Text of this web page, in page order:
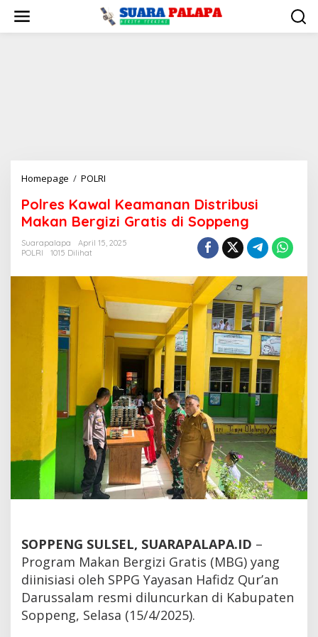
konten
Homepage / POLRI
Keamanan
Distribusi
Bergizi
di
Polres Kawal Keamanan Distribusi
Makan Bergizi Gratis di Soppeng
Suarapalapa
April 15, 2025
POLRI
1015 Dilihat
SOPPENG SULSEL, SUARAPALAPA.ID –
Program Makan Bergizi Gratis (MBG) yang
diinisiasi oleh SPPG Yayasan Hafidz Qur’an
Darussalam resmi diluncurkan di Kabupaten
Soppeng, Selasa (15/4/2025).